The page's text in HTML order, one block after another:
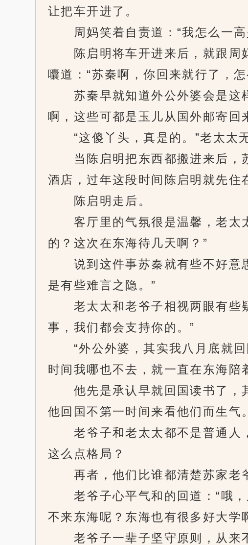
让把车开进了。
周妈笑着自责道：“我怎么一高
陈启明将车开进来后，就跟周
囔道：“苏秦啊，你回来就行了，
苏秦早就知道外公外婆会是这样
啊，这些可都是玉儿从国外邮寄回
“这傻丫头，真是的。”老太太无
当陈启明把东西都搬进来后，
酒店，过年这段时间陈启明就先住
陈启明走后。
客厅里的气氛很是温馨，老太太
的？这次在东海待几天啊？”
说到这件事苏秦就有些不好意思
是有些难言之隐。”
老太太和老爷子相视两眼有些疑
事，我们都会支持你的。”
“外公外婆，其实我八月底就回
时间我哪也不去，就一直在东海陪
他先是承认早就回国读书了，
他回国不第一时间来看他们而生气。
老爷子和老太太都不是普通人
这么点格局？
再者，他们比谁都清楚苏家老爷
老爷子心平气和的回道：“哦，
不来东海呢？东海也有很多好大学
老爷子一辈子坚守原则，从来不